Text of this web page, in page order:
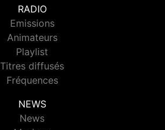
RADIO
Emissions
Animateurs
Playlist
Titres diffusés
Fréquences
NEWS
News